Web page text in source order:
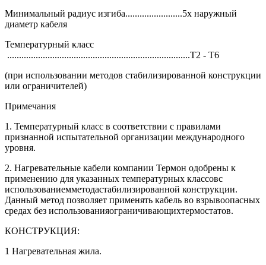
Минимальный радиус изгиба........................5x наружный
диаметр кабеля
Температурный класс
.............................................................................T2 - T6
(при использовании методов стабилизированной конструкции
или ограничителей)
Примечания
1. Температурный класс в соответствии с правилами
признанной испытательной организации международного
уровня.
2. Нагревательные кабели компании Термон одобрены к
применению для указанных температурных классовс
использованиемметодастабилизированной конструкции.
Данный метод позволяет применять кабель во взрывоопасных
средах без использованияограничивающихтермостатов.
КОНСТРУКЦИЯ:
1 Нагревательная жила.